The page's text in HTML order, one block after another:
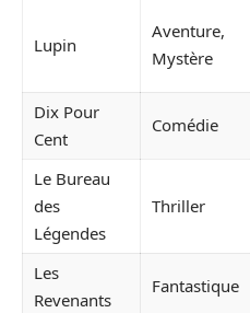
Lupin
Aventure,
Mystère
Dix Pour
Cent
Comédie
Le Bureau
des
Légendes
Thriller
Les
Revenants
Fantastique